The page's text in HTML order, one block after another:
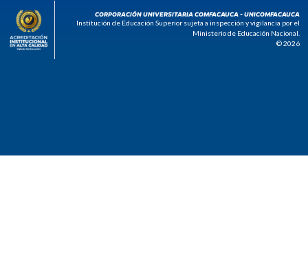
CORPORACIÓN UNIVERSITARIA COMFACAUCA - UNICOMFACAUCA
Institución de Educación Superior sujeta a inspección y vigilancia por el
Ministerio de Educación Nacional.
© 2026